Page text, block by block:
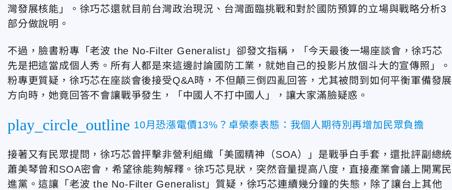
灣發展核能」。徐巧芯還就目前台灣政治現況、台灣面臨挑戰和對於國防預算的立場與戰略分析3
部分做說明。
不過，臉書粉專「老波 the No-Filter Generalist」卻發文指稱，「今天最後一場座談會，徐巧芯
先是把這當成個人秀。所有人都是來這邊討論國防工業，就她自己的投影片放個斗大的宣傳照」。
粉專更質疑，徐巧芯在座談會後接受Q&A時，不但顛三倒四亂回答，尤其被問到如何平衡軍備發展
方向時，她竟回答不會讓戰爭發生，「中國人不打中國人」，讓大家滿臉疑惑。
play_circle_outline 10月恐漲電價13%？卓榮泰表態：我個人期待別再增加民眾負擔
接著又有民眾提問，徐巧芯曾抨擊非營利組織「美國精神（SOA）」是戰爭白手套，還批評副總統
蕭美琴曾和SOA密會，希望徐能夠解釋。徐巧芯見狀，突然音量提高八度，直接產業會議上開罵民
進黨。這讓「老波 the No-Filter Generalist」質疑，徐巧芯連續幾分鐘的失態，除了讓台上其他